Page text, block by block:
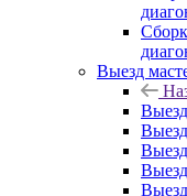
Выезд